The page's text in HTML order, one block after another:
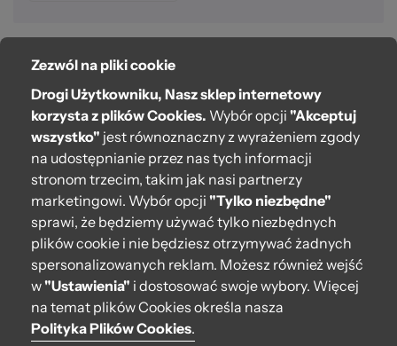
O bag
Pomoc
Moje O bag
Kontakt
222 571 414
bok@obagstore.pl
WhatsApp O bag Polska
Pon.-pt. w godz 08:00 - 16:00
Zezwól na pliki cookie
Drogi Użytkowniku, Nasz sklep internetowy
korzysta z plików Cookies. Wybór opcji "Akceptuj
wszystko" jest równoznaczny z wyrażeniem zgody
na udostępnianie przez nas tych informacji
stronom trzecim, takim jak nasi partnerzy
marketingowi. Wybór opcji "Tylko niezbędne"
sprawi, że będziemy używać tylko niezbędnych
plików cookie i nie będziesz otrzymywać żadnych
spersonalizowanych reklam. Możesz również wejść
w"Ustawienia" i dostosować swoje wybory. Więcej
na temat plików Cookies określa nasza
Polityka Plików Cookies.